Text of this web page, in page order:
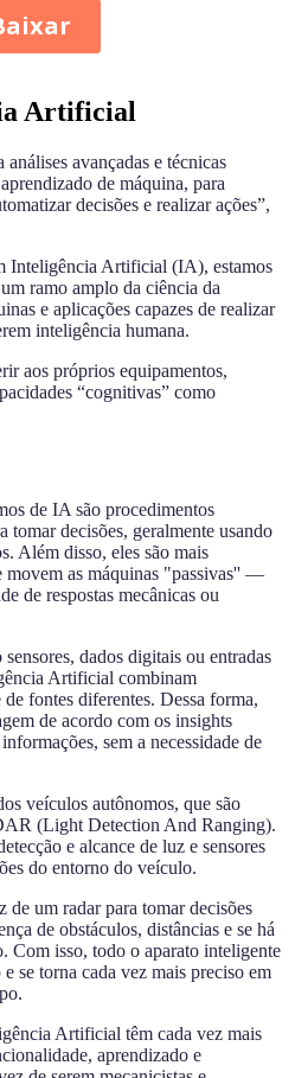
Artificial
avançadas e técnicas
de máquina, para
decisões e realizar ações”,
Inteligência Artificial (IA), estamos
ramo amplo da ciência da
e aplicações capazes de realizar
inteligência humana.
aos próprios equipamentos,
“cognitivas” como
de IA são procedimentos
tomar decisões, geralmente usando
Além disso, eles são mais
movem as máquinas "passivas'' —
de respostas mecânicas ou
dados digitais ou entradas
Artificial combinam
fontes diferentes. Dessa forma,
de acordo com os insights
sem a necessidade de
veículos autônomos, que são
(Light Detection And Ranging).
e alcance de luz e sensores
do entorno do veículo.
um radar para tomar decisões
de obstáculos, distâncias e se há
Com isso, todo o aparato inteligente
se torna cada vez mais preciso em
Artificial têm cada vez mais
aprendizado e